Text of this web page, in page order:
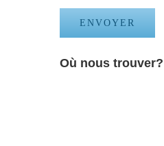
Où nous trouver?